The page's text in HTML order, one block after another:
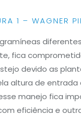
1 – WAGNER
fica
devido as
altura de entrada
manejo fica
eficiência e